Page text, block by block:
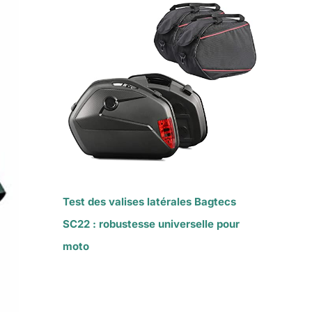
Test des valises latérales Bagtecs
SC22 : robustesse universelle pour
moto